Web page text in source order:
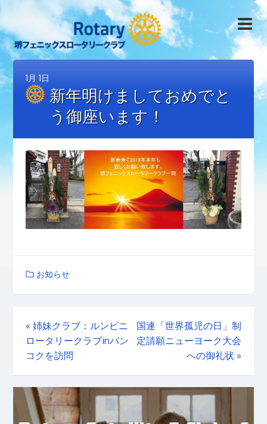
1月 1日
新年明けましておめでと
う御座います！
お知らせ
« 姉妹クラブ：ルンピニ
ロータリークラブinバン
コクを訪問
国連「世界孤児の日」制
定請願ニューヨーク大会
への御礼状 »